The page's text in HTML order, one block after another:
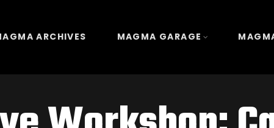
ARCHIVES MAGMA GARAGE